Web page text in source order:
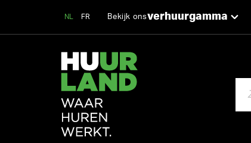
NL FR Bekijk onsverhuurgamma